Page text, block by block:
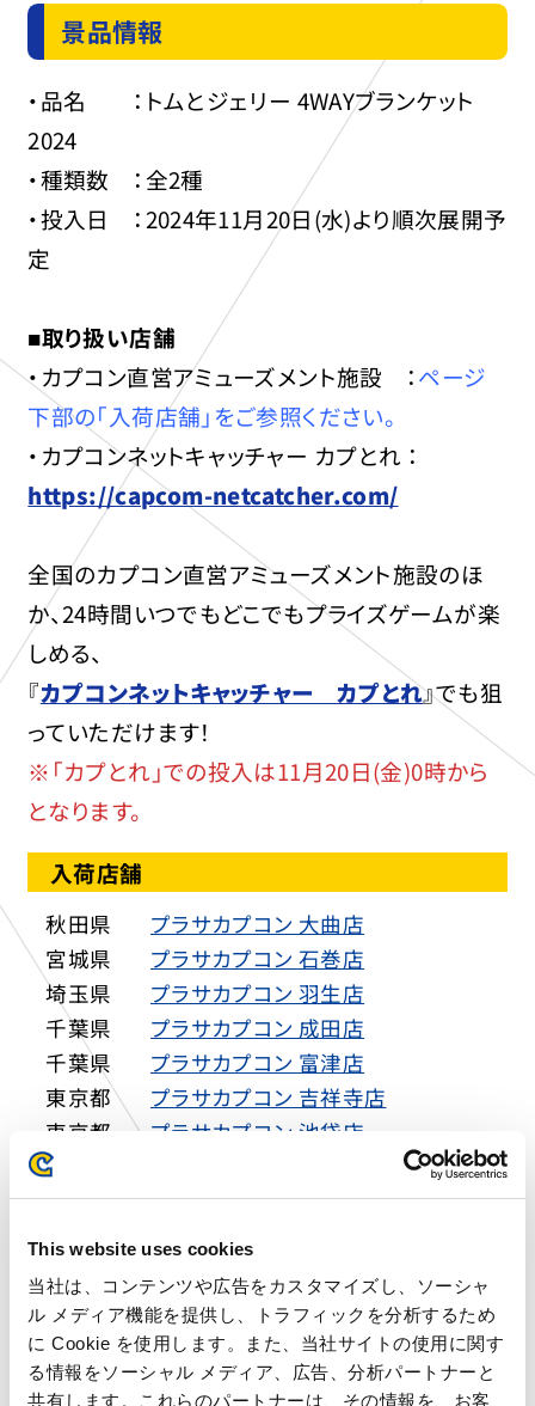
This website uses cookies
当社は、コンテンツや広告をカスタマイズし、ソーシャ
ル メディア機能を提供し、トラフィックを分析するため
に Cookie を使用します。また、当社サイトの使用に関す
る情報をソーシャル メディア、広告、分析パートナーと
共有します。これらのパートナーは、その情報を、お客
景品情報
・品名 ：トムとジェリー 4WAYブランケット
2024
・種類数 ：全2種
・投入日 ：2024年11月20日(水)より順次展開予
定
■取り扱い店舗
・カプコン直営アミューズメント施設 ：ページ
下部の「入荷店舗」をご参照ください。
・カプコンネットキャッチャー カプとれ ：
https://capcom-netcatcher.com/
全国のカプコン直営アミューズメント施設のほ
か、24時間いつでもどこでもプライズゲームが楽
しめる、
『カプコンネットキャッチャー カプとれ』でも狙
っていただけます！
※「カプとれ」での投入は11月20日(金)0時から
となります。
入荷店舗
秋田県
プラサカプコン 大曲店
宮城県
プラサカプコン 石巻店
埼玉県
プラサカプコン 羽生店
千葉県
プラサカプコン 成田店
千葉県
プラサカプコン 富津店
東京都
プラサカプコン 吉祥寺店
東京都
プラサカプコン 池袋店
東京都
プラサカプコン ミッテン府中店
神奈川県 プラサカプコン 磯子店
神奈川県
プラサカプコン 横須賀店
富山県
プラサカプコン 小矢部店
山梨県
プラサカプコン 甲府店
静岡県
プラサカプコン 志都呂店
愛知県
プラサカプコン 岡崎店